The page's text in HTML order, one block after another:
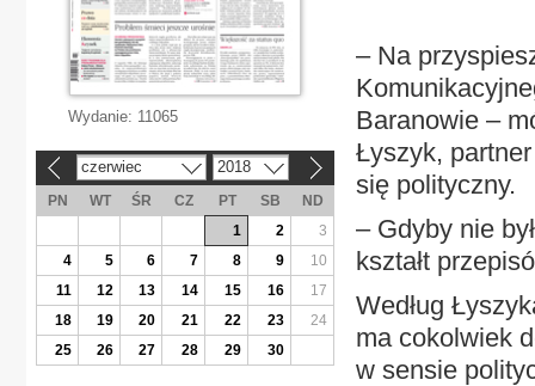
– Na
Baranowie –
Łyszyk,
się polityczny.
– Gdyby nie
kształt
Według
ma cokolwiek
w sensie
Wydanie: 11065
czerwiec 2018
PN WT ŚR CZ PT SB
ND
1
2
3
4
5 6 7 8 9
10
11
12 13 14 15 16
17
18
19 20 21 22 23
24
25
26 27 28 29 30